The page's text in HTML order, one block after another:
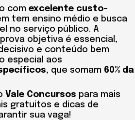
com excelente custo-
tem ensino médio e busca
no serviço público. A
objetiva é essencial,
e conteúdo bem
especial aos
, que somam 60% da
Vale Concursos para mais
gratuitos e dicas de
sua vaga!